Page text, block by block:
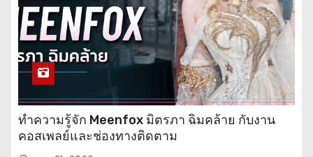
ทำความรู้จัก Meenfox มิตรภา ฉิมคล้าย กับงาน
คอสเพลย์และช่องทางติดตาม